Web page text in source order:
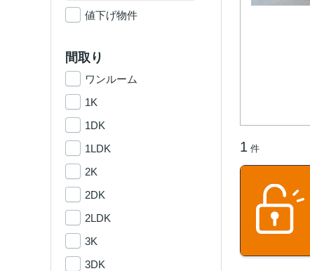
1 件
値下げ物件
間取り
ワンルーム
1K
1DK
1LDK
2K
2DK
2LDK
3K
3DK